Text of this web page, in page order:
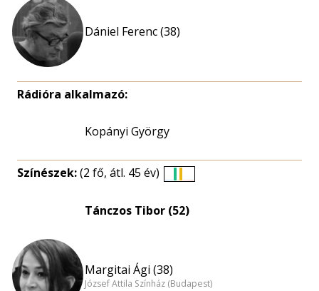
Dániel Ferenc (38)
Rádióra alkalmazó:
Kopányi György
Színészek:(2 fő, átl. 45 év)
eloszlás
Tánczos Tibor (52)
Margitai Ági (38)
József Attila Színház (Budapest)